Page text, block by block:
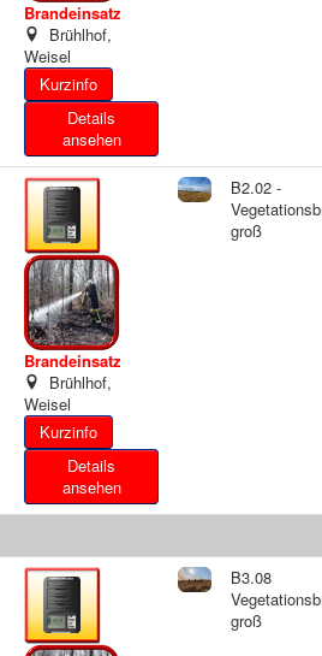
Brandeinsatz
Brühlhof,
Weisel
Details
ansehen
Brandeinsatz
Brühlhof,
Weisel
Details
ansehen
B2.02 -
groß
B3.08
groß